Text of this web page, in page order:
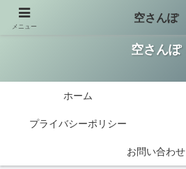
空さんぽ
ホーム
プライバシーポリシー
お問い合わせ
メニュー
空さんぽ